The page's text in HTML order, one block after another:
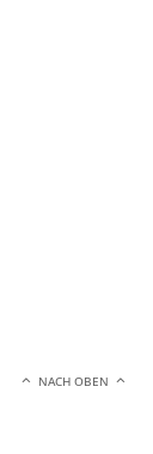
NACH OBEN